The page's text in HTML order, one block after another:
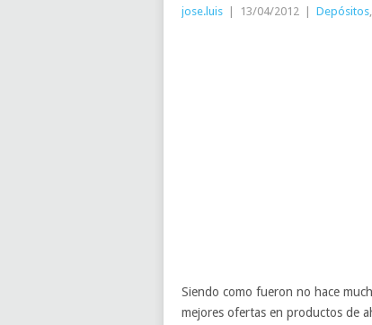
jose.luis 13/04/2012 Depósitos,
Siendo como fueron no hace
mejores ofertas en productos de